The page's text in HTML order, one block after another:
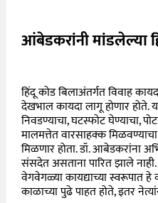
आंबेडकरांनी मांडलेल्या
हिंदू कोड बिलाअंतर्गत विवाह
देखभाल कायदा लागू होणार होते.
निवडण्याचा, घटस्फोट घेण्याचा,
मालमत्तेत वारसाहक्क
मिळणार होता. डॉ. आबेडकरांना
संसदेत असताना पारित झाले नाही.
वेगवेगळ्या कायद्याच्या स्वरूपात
काळाच्या पुढे पाहत होते, इतर